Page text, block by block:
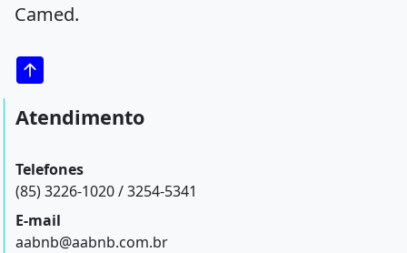
Camed.
Atendimento
Telefones
(85) 3226-1020 / 3254-5341
E-mail
aabnb@aabnb.com.br